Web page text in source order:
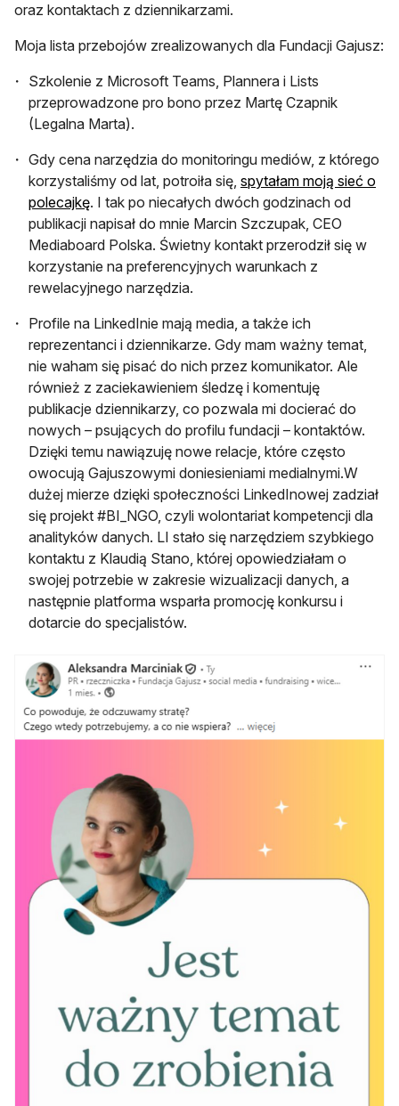
oraz kontaktach z dziennikarzami.
Moja lista przebojów zrealizowanych dla Fundacji Gajusz:
Szkolenie z Microsoft Teams, Plannera i Lists
przeprowadzone pro bono przez Martę Czapnik
(Legalna Marta).
Gdy cena narzędzia do monitoringu mediów, z którego
korzystaliśmy od lat, potroiła się, spytałam moją sieć o
polecajkęotwiera się w nowej karcie
. I tak po niecałych dwóch godzinach od
publikacji napisał do mnie Marcin Szczupak, CEO
Mediaboard Polska. Świetny kontakt przerodził się w
korzystanie na preferencyjnych warunkach z
rewelacyjnego narzędzia.
Profile na LinkedInie mają media, a także ich
reprezentanci i dziennikarze. Gdy mam ważny temat,
nie waham się pisać do nich przez komunikator. Ale
również z zaciekawieniem śledzę i komentuję
publikacje dziennikarzy, co pozwala mi docierać do
nowych – psujących do profilu fundacji – kontaktów.
Dzięki temu nawiązuję nowe relacje, które często
owocują Gajuszowymi doniesieniami medialnymi.W
dużej mierze dzięki społeczności LinkedInowej zadział
się projekt #BI_NGO, czyli wolontariat kompetencji dla
analityków danych. LI stało się narzędziem szybkiego
kontaktu z Klaudią Stano, której opowiedziałam o
swojej potrzebie w zakresie wizualizacji danych, a
następnie platforma wsparła promocję konkursu i
dotarcie do specjalistów.